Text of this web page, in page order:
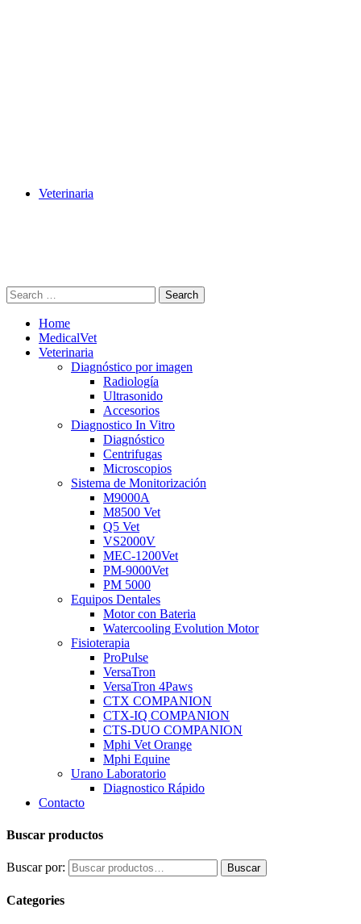
Veterinaria
Search
Home
MedicalVet
Veterinaria
Diagnóstico por imagen
Radiología
Ultrasonido
Accesorios
Diagnostico In Vitro
Diagnóstico
Centrifugas
Microscopios
Sistema de Monitorización
M9000A
M8500 Vet
Q5 Vet
VS2000V
MEC-1200Vet
PM-9000Vet
PM 5000
Equipos Dentales
Motor con Bateria
Watercooling Evolution Motor
Fisioterapia
ProPulse
VersaTron
VersaTron 4Paws
CTX COMPANION
CTX-IQ COMPANION
CTS-DUO COMPANION
Mphi Vet Orange
Mphi Equine
Urano Laboratorio
Diagnostico Rápido
Contacto
Buscar productos
Buscar por: Buscar
Categories